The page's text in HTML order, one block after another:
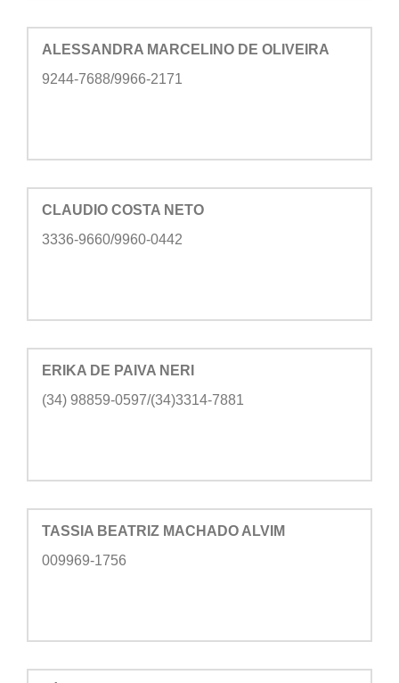
ALESSANDRA MARCELINO DE OLIVEIRA
9244-7688/9966-2171
CLAUDIO COSTA NETO
3336-9660/9960-0442
ERIKA DE PAIVA NERI
(34) 98859-0597/(34)3314-7881
TASSIA BEATRIZ MACHADO ALVIM
009969-1756